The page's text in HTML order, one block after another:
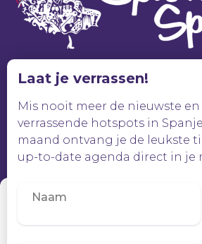
Om de beste ervaringen te bieden, gebruiken
Laat je verrassen!
Mis nooit meer de nieuwste en
verrassende hotspots in
maand ontvang je de leukste
up-to-date agenda direct in je